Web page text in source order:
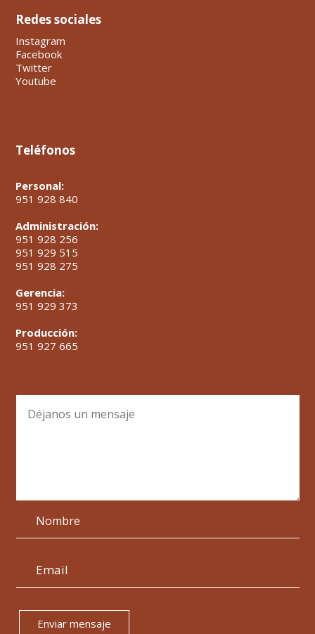
Redes sociales
Instagram
Facebook
Twitter
Youtube
Teléfonos
Personal:
951 928 840
Administración:
951 928 256
951 929 515
951 928 275
Gerencia:
951 929 373
Producción:
951 927 665
Enviar mensaje